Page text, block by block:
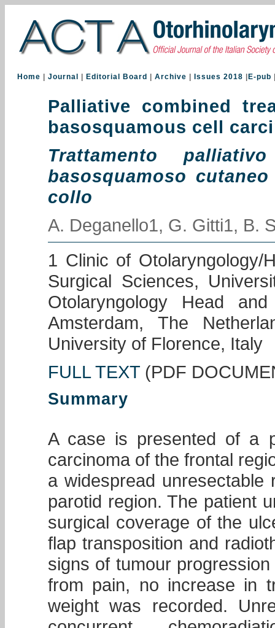
Home Journal Editorial Board Archive Issues 2018 E-pub
Palliative combined
basosquamous cell
Trattamento
basosquamoso
collo
A. Deganello1, G. Gitti1, B.
1 Clinic of Otolaryngology/
Surgical Sciences,
Otolaryngology Head
Amsterdam, The
University of Florence, Italy
FULL TEXT (PDF
Summary
A case is presented of a
carcinoma of the frontal
a widespread
parotid region. The patient
surgical coverage of the
flap transposition and
signs of tumour
from pain, no increase in
weight was recorded.